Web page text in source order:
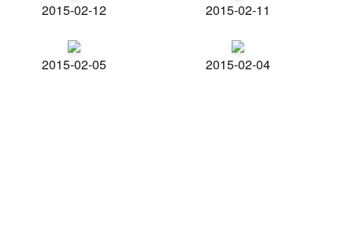
2015-02-12 2015-02-11
2015-02-05 2015-02-04